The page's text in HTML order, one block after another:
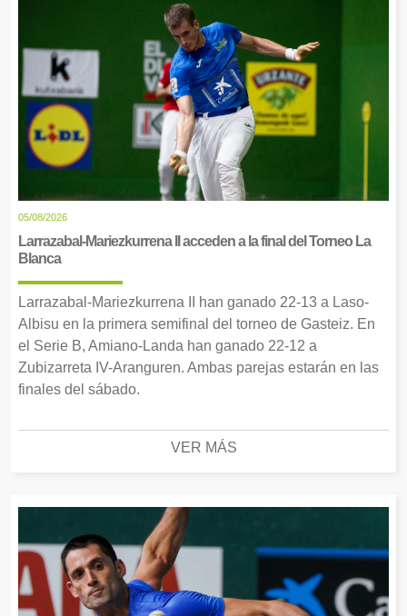
05/08/2026
Larrazabal-Mariezkurrena II acceden a la final del Torneo La
Blanca
Larrazabal-Mariezkurrena II han ganado 22-13 a Laso-
Albisu en la primera semifinal del torneo de Gasteiz. En
el Serie B, Amiano-Landa han ganado 22-12 a
Zubizarreta IV-Aranguren. Ambas parejas estarán en las
finales del sábado.
VER MÁS